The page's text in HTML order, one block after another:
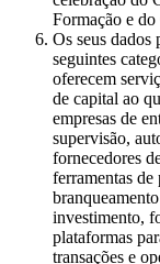
Formação e
Os seus dados
seguintes
oferecem
de capital ao
empresas de
supervisão,
fornecedores
ferramentas de
investimento,
plataformas
transações e